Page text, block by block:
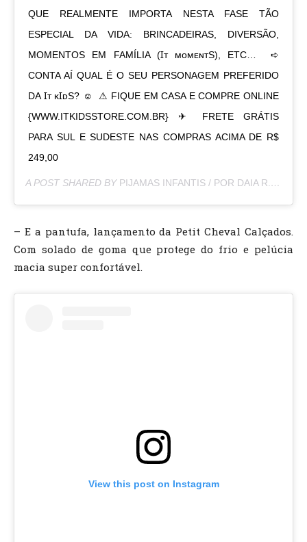
QUE REALMENTE IMPORTA NESTA FASE TÃO
ESPECIAL DA VIDA: BRINCADEIRAS, DIVERSÃO,
MOMENTOS EM FAMÍLIA (Ɪᴛ ᴍᴏᴍᴇɴᴛS), ETC…⁣ ⁣ ➪
CONTA AÍ QUAL É O SEU PERSONAGEM PREFERIDO
DA Ɪᴛ ᴋꞮᴅS? ☺️⁣ ⁣ ⚠︎︎ FIQUE EM CASA E COMPRE ONLINE
{WWW.ITKIDSSTORE.COM.BR}⁣ ✈︎ FRETE GRÁTIS
PARA SUL E SUDESTE NAS COMPRAS ACIMA DE R$
249,00
A POST SHARED BY PIJAMAS INFANTIS / POR DAIA R.
– E a pantufa, lançamento da Petit Cheval Calçados.
Com solado de goma que protege do frio e pelúcia
macia super confortável.
View this post on Instagram